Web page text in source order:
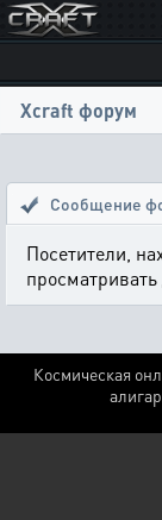
Xcraft форум
Сообщение
Посетители,
Космическая